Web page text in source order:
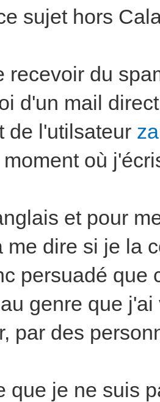
sujet hors
recevoir du
d'un mail
de l'utilsateur
où
et pour
me dire si je la
persuadé que
genre que
par des
que je ne suis